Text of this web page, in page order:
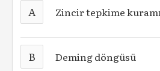
A Zincir tepkime
B Deming döngüsü